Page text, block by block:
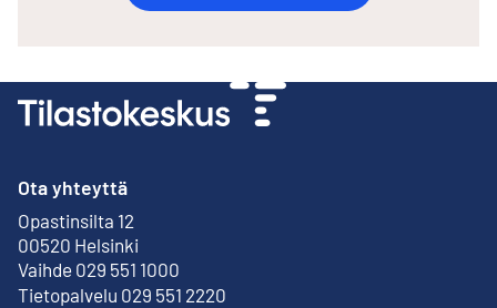
Ota yhteyttä
Opastinsilta 12
00520 Helsinki
Ulkoinen linkki
Vaihde 029 551 1000
Tietopalvelu 029 551 2220